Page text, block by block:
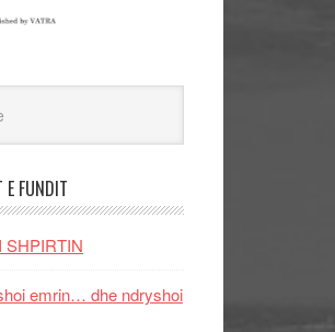
FUNDIT
SHPIRTIN
emrin… dhe ndryshoi